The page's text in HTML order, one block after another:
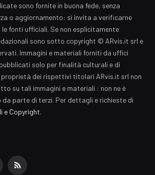
sono fornite in buona fede, senza
o aggiornamento: si invita a verificarne
fonti ufficiali. Se non esplicitamente
sono sotto copyright © ARvis.it srl e
Immagini e materiali forniti da uffici
solo per finalità culturali e di
dei rispettivi titolari ARvis.it srl non
su tali immagini e materiali : non ne è
parte di terzi. Per dettagli e richieste di
e Copyright.
RSS